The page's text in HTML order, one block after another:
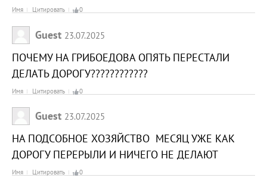
Имя Цитировать 0
Guest 23.07.2025
ПОЧЕМУ НА ГРИБОЕДОВА ОПЯТЬ ПЕРЕСТАЛИ
ДЕЛАТЬ ДОРОГУ????????????
Имя Цитировать 0
Guest 23.07.2025
НА ПОДСОБНОЕ ХОЗЯЙСТВО МЕСЯЦ УЖЕ КАК
ДОРОГУ ПЕРЕРЫЛИ И НИЧЕГО НЕ ДЕЛАЮТ
Имя Цитировать 0